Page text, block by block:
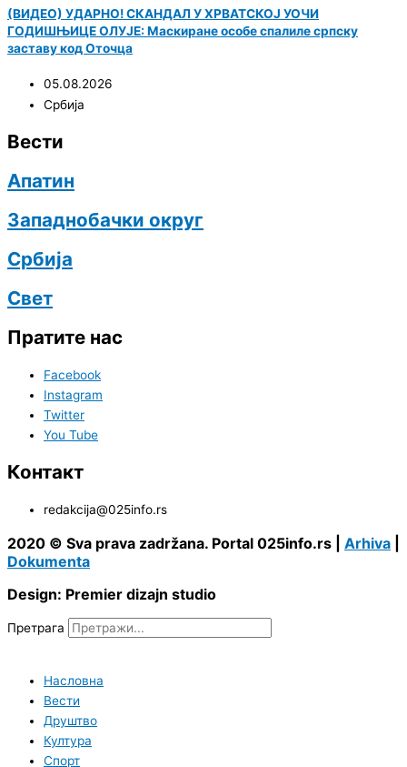
(ВИДЕО) УДАРНО! СКАНДАЛ У ХРВАТСКОЈ УОЧИ
ГОДИШЊИЦЕ ОЛУЈЕ: Маскиране особе спалиле српску
заставу код Оточца
05.08.2026
Србија
Вести
Апатин
Западнобачки округ
Србија
Свет
Пратите нас
Facebook
Instagram
Twitter
You Tube
Контакт
redakcija@025info.rs
2020 © Sva prava zadržana. Portal 025info.rs | Arhiva
Dokumenta
Design: Premier dizajn studio
Претрага
Насловна
Вести
Друштво
Култура
Спорт